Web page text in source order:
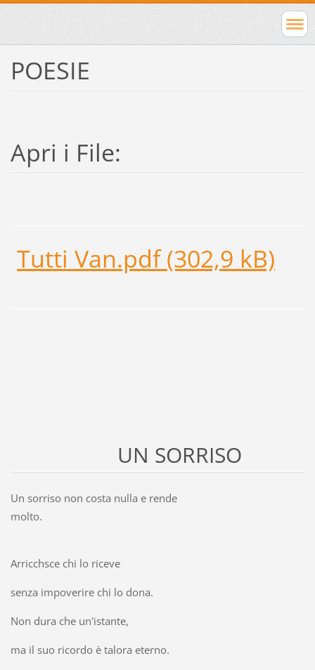
POESIE
Apri i File:
Tutti Van.pdf (302,9 kB)
UN SORRISO
Un sorriso non costa nulla e rende
molto.
Arricchsce chi lo riceve
senza impoverire chi lo dona.
Non dura che un'istante,
ma il suo ricordo è talora eterno.